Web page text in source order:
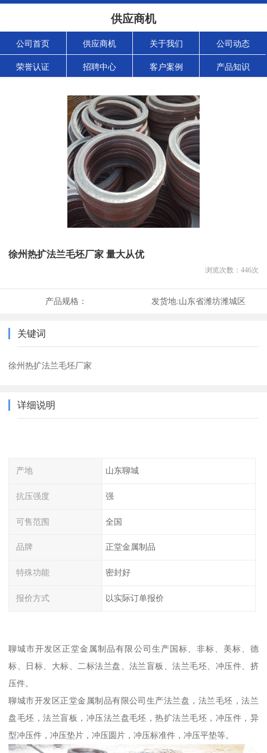
供应商机
公司首页 供应商机 关于我们 公司动态
荣誉认证 招聘中心 客户案例 产品知识
徐州热扩法兰毛坯厂家 量大从优
浏览次数： 446次
产品规格： 发货地:山东省潍坊潍城区
关键词
徐州热扩法兰毛坯厂家
详细说明
产地 山东聊城
抗压强度 强
可售范围 全国
品牌 正堂金属制品
特殊功能 密封好
报价方式 以实际订单报价
聊城市开发区正堂金属制品有限公司生产国标、非标、美标、德
标、日标、大标、二标法兰盘、法兰盲板、法兰毛坯、冲压件、挤
压件。
聊城市开发区正堂金属制品有限公司生产法兰盘，法兰毛坯，法兰
盘毛坯，法兰盲板，冲压法兰盘毛坯，热扩法兰毛坯，冲压件，异
型冲压件，冲压垫片，冲压圆片，冲压标准件，冲压平垫等。